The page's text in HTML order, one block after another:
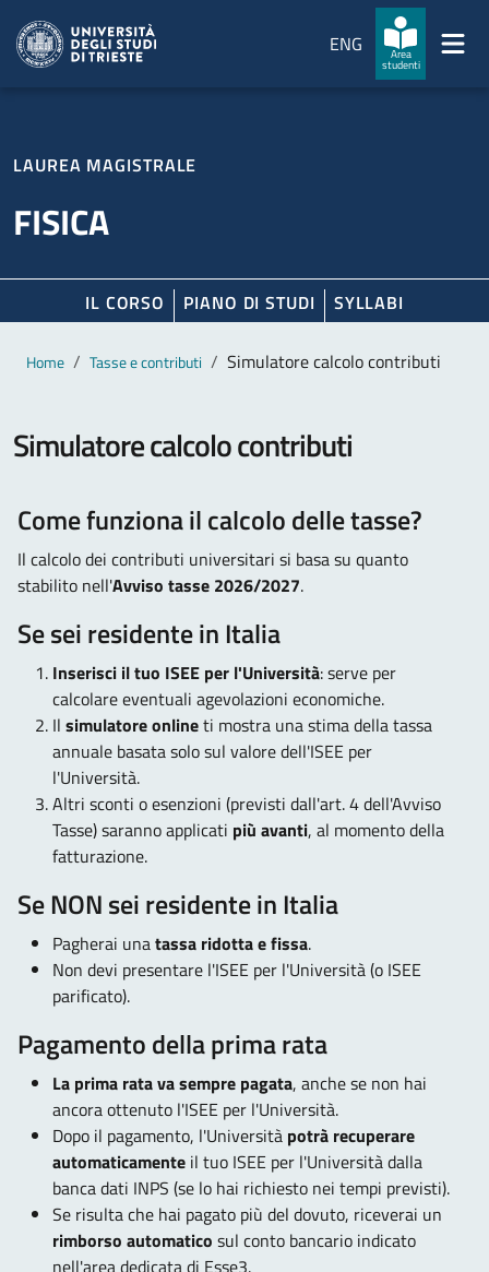
ENG
Area
studenti
LAUREA MAGISTRALE
FISICA
IL CORSO PIANO DI STUDI SYLLABI
Contenuto principale
Breadcrumb
Home Tasse e contributi Simulatore calcolo contributi
Simulatore calcolo contributi